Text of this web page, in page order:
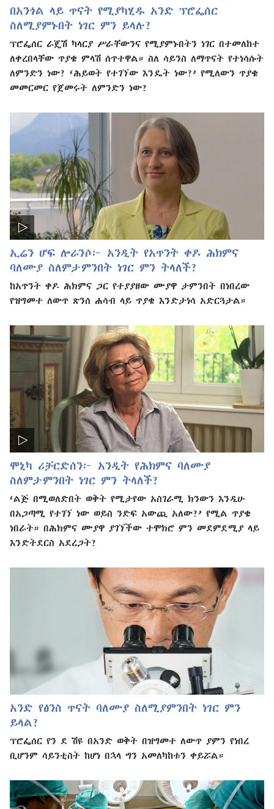
በአንጎል ላይ ጥናት የሚያካሂዱ አንድ ፕሮፌሰር
ስለሚያምኑበት ነገር ምን ይላሉ?
ፕሮፌሰር ራጄሽ ካላርያ ሥራቸውንና የሚያምኑበትን ነገር በተመለከተ
ለቀረበላቸው ጥያቄ ምላሽ ሰጥተዋል። ስለ ሳይንስ ለማጥናት የተነሳሱት
ለምንድን ነው? ‘ሕይወት የተገኘው እንዴት ነው?’ የሚለውን ጥያቄ
መመርመር የጀመሩት ለምንድን ነው?
ኢሬን ሆፍ ሎራንሶ፦ አንዲት የአጥንት ቀዶ ሕክምና
ባለሙያ ስለምታምንበት ነገር ምን ትላለች?
ከአጥንት ቀዶ ሕክምና ጋር የተያያዘው ሙያዋ ታምንበት በነበረው
የዝግመተ ለውጥ ጽንሰ ሐሳብ ላይ ጥያቄ እንድታነሳ አድርጓታል።
ሞኒካ ሪቻርድሰን፦ አንዲት የሕክምና ባለሙያ
ስለምታምንበት ነገር ምን ትላለች?
‘ልጅ በሚወለድበት ወቅት የሚታየው አስገራሚ ክንውን እንዲሁ
በአጋጣሚ የተገኘ ነው ወይስ ንድፍ አውጪ አለው?’ የሚል ጥያቄ
ነበራት። በሕክምና ሙያዋ ያገኘችው ተሞክሮ ምን መደምደሚያ ላይ
እንድትደርስ አደረጋት?
አንድ የፅንስ ጥናት ባለሙያ ስለሚያምንበት ነገር ምን
ይላል?
ፕሮፌሰር የን ደ ሽዩ በአንድ ወቅት በዝግመተ ለውጥ ያምን የነበረ
ቢሆንም ሳይንቲስት ከሆነ በኋላ ግን አመለካከቱን ቀይሯል።